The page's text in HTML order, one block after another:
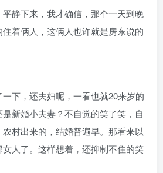
静下来，我才确信，那个一天到晚
着俩人，这俩人也许就是房东说的
下，还夫妇呢，一看也就20来岁的
新婚小夫妻？不自觉的笑了笑，自
村出来的，结婚普遍早。那看来以
人了。这样想着，还抑制不住的笑